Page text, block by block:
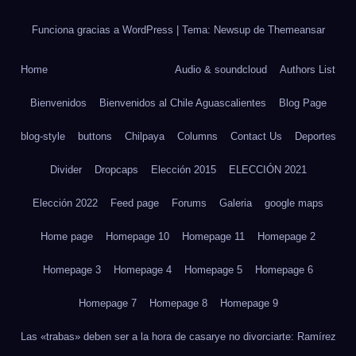
Funciona gracias a WordPress Tema: Newsup de Themeansar
Home Audio & soundcloud Authors List
Bienvenidos Bienvenidos al Chile Aguascalientes Blog Page
blog-style buttons Chilpaya Columns Contact Us Deportes
Divider Dropcaps Elección 2015 ELECCIÓN 2021
Elección 2022 Feed page Forums Galeria google maps
Home page Homepage 10 Homepage 11 Homepage 2
Homepage 3 Homepage 4 Homepage 5 Homepage 6
Homepage 7 Homepage 8 Homepage 9
Las «trabas» deben ser a la hora de casarye no divorciarte: Ramírez